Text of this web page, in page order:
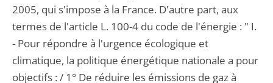
2005, qui s'impose à la France. D'autre part, aux
termes de l'article L. 100-4 du code de l'énergie : " I.
- Pour répondre à l'urgence écologique et
climatique, la politique énergétique nationale a pour
objectifs : / 1° De réduire les émissions de gaz à